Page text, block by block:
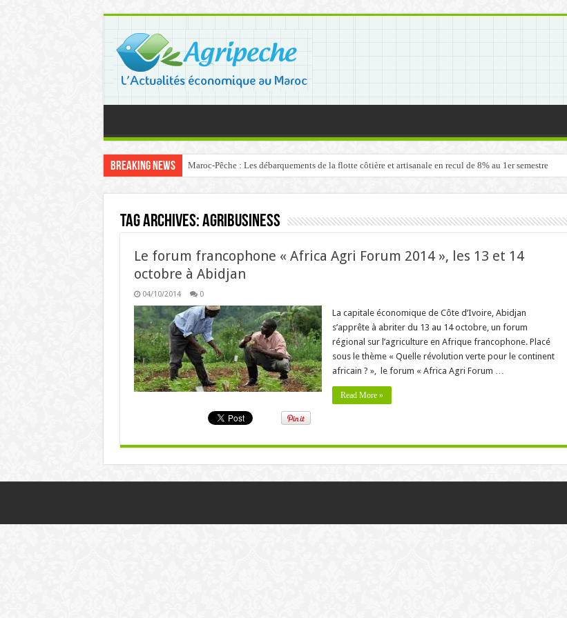
Breaking News Maroc-Pêche : Les débarquements de la flotte côtière et artisanale en recul de 8% au 1er semestre
Tag Archives:agribusiness
Le forum francophone « Africa Agri Forum 2014 », les 13 et 14
octobre à Abidjan
04/10/2014 0
La capitale économique de Côte d’Ivoire, Abidjan
s’apprête à abriter du 13 au 14 octobre, un forum
régional sur l’agriculture en Afrique francophone. Placé
sous le thème « Quelle révolution verte pour le continent
africain ? », le forum « Africa Agri Forum …
Read More »